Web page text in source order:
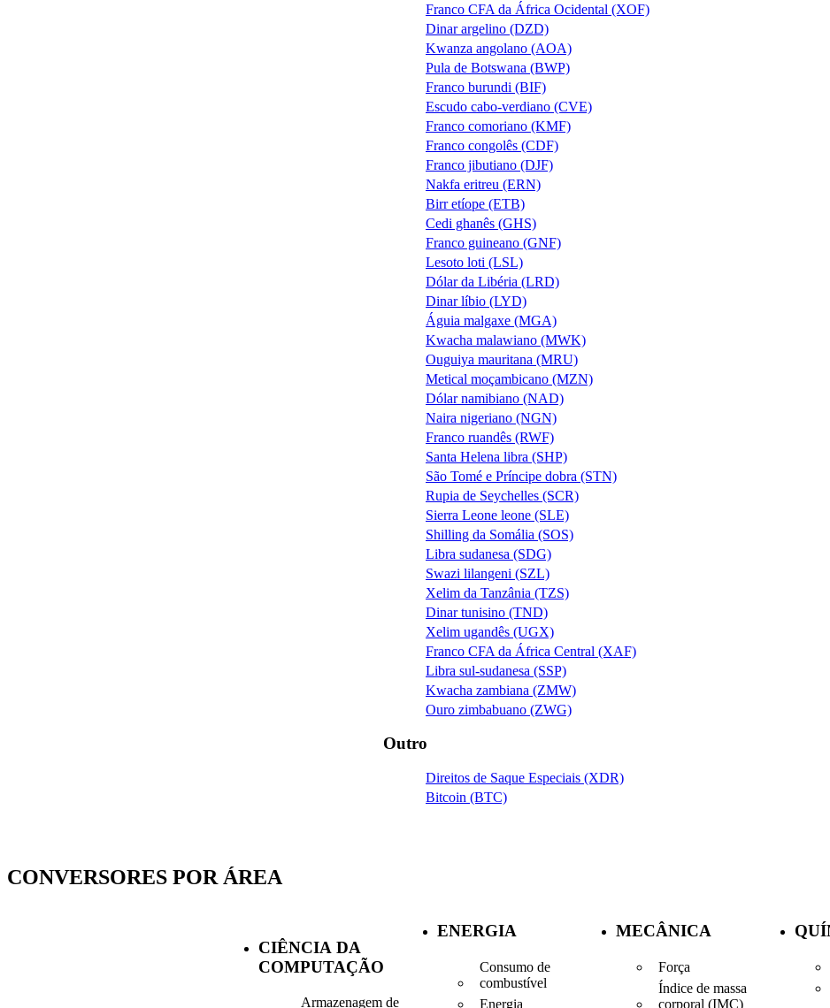
Franco CFA da África Ocidental (XOF)
Dinar argelino (DZD)
Kwanza angolano (AOA)
Pula de Botswana (BWP)
Franco burundi (BIF)
Escudo cabo-verdiano (CVE)
Franco comoriano (KMF)
Franco congolês (CDF)
Franco jibutiano (DJF)
Nakfa eritreu (ERN)
Birr etíope (ETB)
Cedi ghanês (GHS)
Franco guineano (GNF)
Lesoto loti (LSL)
Dólar da Libéria (LRD)
Dinar líbio (LYD)
Águia malgaxe (MGA)
Kwacha malawiano (MWK)
Ouguiya mauritana (MRU)
Metical moçambicano (MZN)
Dólar namibiano (NAD)
Naira nigeriano (NGN)
Franco ruandês (RWF)
Santa Helena libra (SHP)
São Tomé e Príncipe dobra (STN)
Rupia de Seychelles (SCR)
Sierra Leone leone (SLE)
Shilling da Somália (SOS)
Libra sudanesa (SDG)
Swazi lilangeni (SZL)
Xelim da Tanzânia (TZS)
Dinar tunisino (TND)
Xelim ugandês (UGX)
Franco CFA da África Central (XAF)
Libra sul-sudanesa (SSP)
Kwacha zambiana (ZMW)
Ouro zimbabuano (ZWG)
Outro
Direitos de Saque Especiais (XDR)
Bitcoin (BTC)
CONVERSORES POR ÁREA
CIÊNCIA DA
COMPUTAÇÃO
Armazenagem de
ENERGIA
Consumo de
combustível
Energia
MECÂNICA
Força
Índice de massa
corporal (IMC)